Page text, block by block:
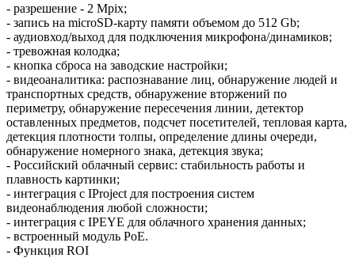
- разрешение - 2 Mpix;
- запись на microSD-карту памяти объемом до 512 Gb;
- аудиовход/выход для подключения микрофона/динамиков;
- тревожная колодка;
- кнопка сброса на заводские настройки;
- видеоаналитика: распознавание лиц, обнаружение людей и
транспортных средств, обнаружение вторжений по
периметру, обнаружение пересечения линии, детектор
оставленных предметов, подсчет посетителей, тепловая карта,
детекция плотности толпы, определение длины очереди,
обнаружение номерного знака, детекция звука;
- Российский облачный сервис: стабильность работы и
плавность картинки;
- интеграция с IProject для построения систем
видеонаблюдения любой сложности;
- интеграция с IPEYE для облачного хранения данных;
- встроенный модуль PoE.
- Функция ROI